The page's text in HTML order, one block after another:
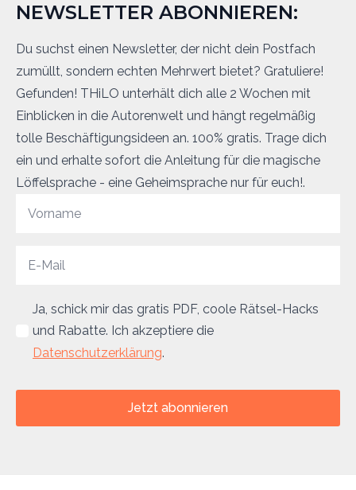
NEWSLETTER ABONNIEREN:
Du suchst einen Newsletter, der nicht dein Postfach
zumüllt, sondern echten Mehrwert bietet? Gratuliere!
Gefunden! THiLO unterhält dich alle 2 Wochen mit
Einblicken in die Autorenwelt und hängt regelmäßig
tolle Beschäftigungsideen an. 100% gratis. Trage dich
ein und erhalte sofort die Anleitung für die magische
Löffelsprache - eine Geheimsprache nur für euch!.
Ja, schick mir das gratis PDF, coole Rätsel-Hacks
und Rabatte. Ich akzeptiere die
Datenschutzerklärung.
Jetzt abonnieren